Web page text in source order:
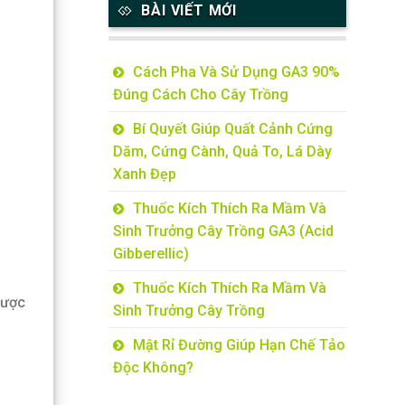
BÀI VIẾT MỚI
Cách Pha Và Sử Dụng GA3 90%
Đúng Cách Cho Cây Trồng
Bí Quyết Giúp Quất Cảnh Cứng
Dăm, Cứng Cành, Quả To, Lá Dày
Xanh Đẹp
Thuốc Kích Thích Ra Mầm Và
Sinh Trưởng Cây Trồng GA3 (Acid
Gibberellic)
Thuốc Kích Thích Ra Mầm Và
Sinh Trưởng Cây Trồng
Mật Rỉ Đường Giúp Hạn Chế Tảo
Độc Không?